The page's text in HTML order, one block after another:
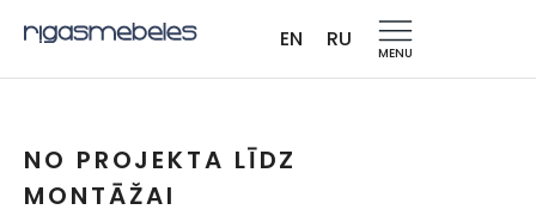
EN RU
MENU
PĒC PASŪTĪJUMA
PIELĀGOTI RISINĀJUMI
NO PROJEKTA LĪDZ
MONTĀŽAI